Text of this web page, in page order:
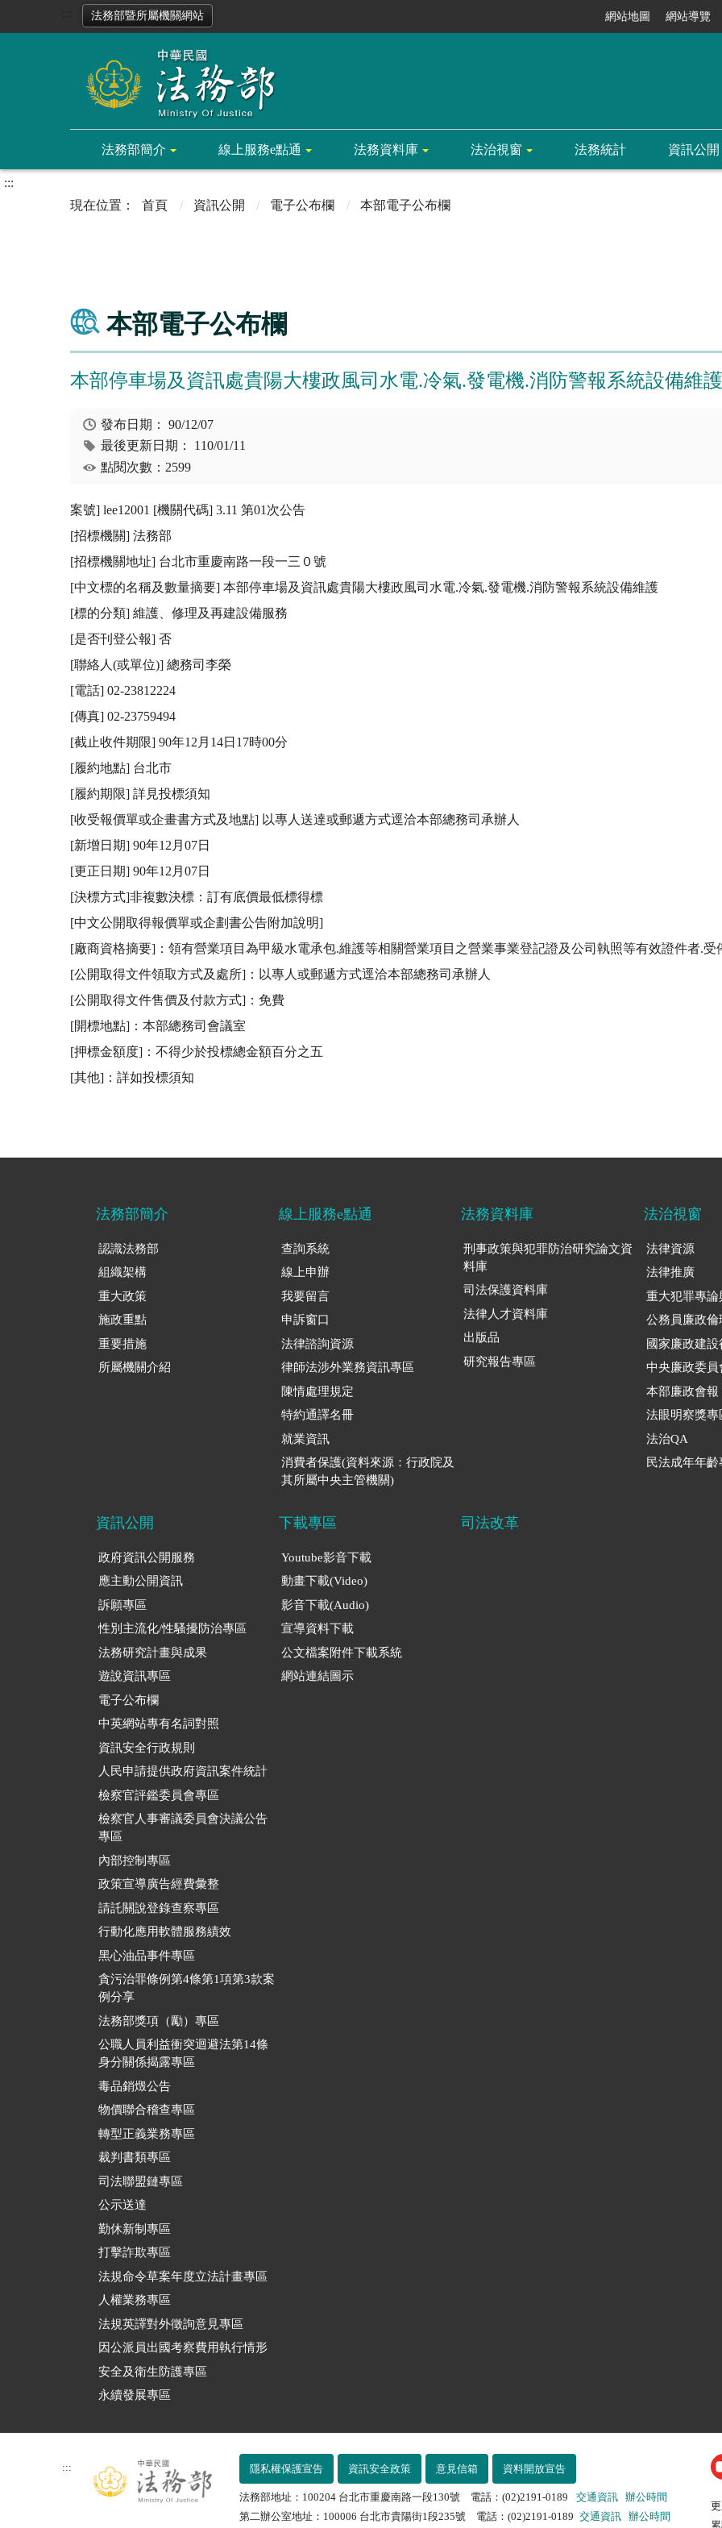
法務部暨所屬機關網站 網站地圖 網站導覽
法務部簡介 線上服務e點通 法務資料庫 法治視窗 法務統計 資訊公開
:::
首頁
資訊公開 電子公布欄 本部電子公布欄
本部電子公布欄
本部停車場及資訊處貴陽大樓政風司水電.冷氣.發電機.消防警報系統設備維護
發布日期：90/12/07
最後更新日期： 110/01/11
點閱次數：2599
案號] lee12001 [機關代碼] 3.11 第01次公告
[招標機關] 法務部
[招標機關地址] 台北市重慶南路一段一三０號
[中文標的名稱及數量摘要] 本部停車場及資訊處貴陽大樓政風司水電.冷氣.發電機.消防警報系統設備維護
[標的分類] 維護、修理及再建設備服務
[是否刊登公報] 否
[聯絡人(或單位)] 總務司李榮
[電話] 02-23812224
[傳真] 02-23759494
[截止收件期限] 90年12月14日17時00分
[履約地點] 台北市
[履約期限] 詳見投標須知
[收受報價單或企畫書方式及地點] 以專人送達或郵遞方式逕洽本部總務司承辦人
[新增日期] 90年12月07日
[更正日期] 90年12月07日
[決標方式]非複數決標：訂有底價最低標得標
[中文公開取得報價單或企劃書公告附加說明]
[廠商資格摘要]：領有營業項目為甲級水電承包.維護等相關營業項目之營業事業登記證及公司執照等有效證件者.
[公開取得文件領取方式及處所]：以專人或郵遞方式逕洽本部總務司承辦人
[公開取得文件售價及付款方式]：免費
[開標地點]：本部總務司會議室
[押標金額度]：不得少於投標總金額百分之五
[其他]：詳如投標須知
法務部簡介
認識法務部
組織架構
重大政策
施政重點
重要措施
所屬機關介紹
線上服務e點通
查詢系統
線上申辦
我要留言
申訴窗口
法律諮詢資源
律師法涉外業務資訊專區
陳情處理規定
特約通譯名冊
就業資訊
消費者保護(資料來源：行政院及
其所屬中央主管機關)
法務資料庫
刑事政策與犯罪防治研究論文資
料庫
司法保護資料庫
法律人才資料庫
出版品
研究報告專區
法治視窗
法律資源
法律推廣
重大犯罪專論
公務員廉政倫
國家廉政建
中央廉政委員
本部廉政會報
法眼明察獎專
法治QA
民法成年年齡
資訊公開
政府資訊公開服務
應主動公開資訊
訴願專區
性別主流化/性騷擾防治專區
法務研究計畫與成果
遊說資訊專區
電子公布欄
中英網站專有名詞對照
資訊安全行政規則
人民申請提供政府資訊案件統計
檢察官評鑑委員會專區
檢察官人事審議委員會決議公告
專區
內部控制專區
政策宣導廣告經費彙整
請託關說登錄查察專區
行動化應用軟體服務績效
黑心油品事件專區
貪污治罪條例第4條第1項第3款案
例分享
法務部獎項（勵）專區
公職人員利益衝突迴避法第14條
身分關係揭露專區
毒品銷燬公告
物價聯合稽查專區
轉型正義業務專區
裁判書類專區
司法聯盟鏈專區
公示送達
勤休新制專區
打擊詐欺專區
法規命令草案年度立法計畫專區
人權業務專區
法規英譯對外徵詢意見專區
因公派員出國考察費用執行情形
安全及衛生防護專區
永續發展專區
下載專區
Youtube影音下載
動畫下載(Video)
影音下載(Audio)
宣導資料下載
公文檔案附件下載系統
網站連結圖示
司法改革
::: 隱私權保護宣告 資訊安全政策 意見信箱 資料開放宣告
法務部地址：100204 台北市重慶南路一段130號 電話：(02)2191-0189 交通資訊
辦公時間
第二辦公室地址：100006 台北市貴陽街1段235號 電話：(02)2191-0189 交通資訊 辦公時間